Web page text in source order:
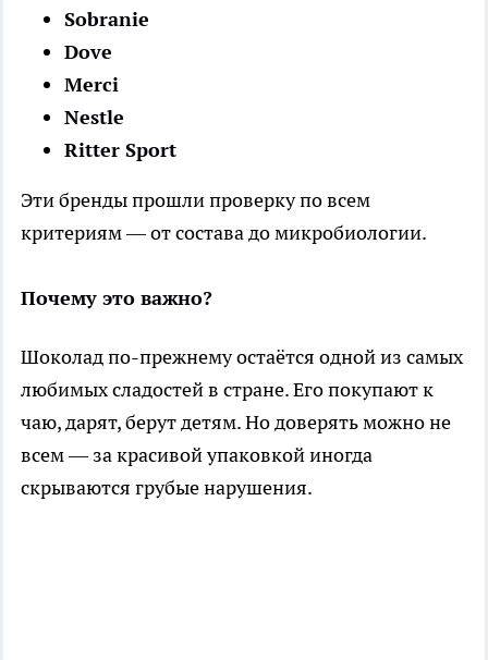
Sobranie
Dove
Merci
Nestle
Ritter Sport
Эти бренды прошли проверку по всем
критериям — от состава до микробиологии.
Почему это важно?
Шоколад по-прежнему остаётся одной из самых
любимых сладостей в стране. Его покупают к
чаю, дарят, берут детям. Но доверять можно не
всем — за красивой упаковкой иногда
скрываются грубые нарушения.